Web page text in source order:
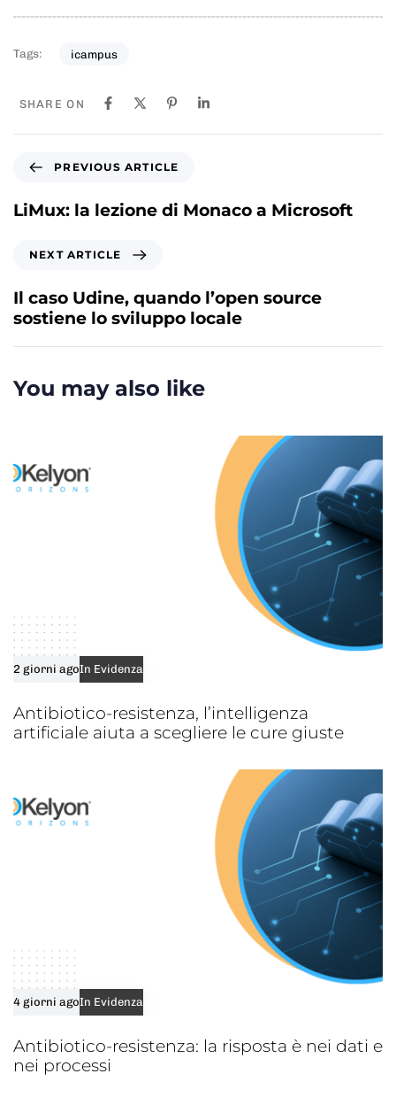
Tags: icampus
SHARE ON
e
v
s
A
r
i
PREVIOUS ARTICLE
LiMux: la lezione di Monaco a Microsoft
x
t
A
r
i
NEXT ARTICLE
Il caso Udine, quando l’open source
sostiene lo sviluppo locale
You may also like
2 giorni agoIn Evidenza
Antibiotico-resistenza, l’intelligenza
artificiale aiuta a scegliere le cure giuste
4 giorni agoIn Evidenza
Antibiotico-resistenza: la risposta è nei dati e
nei processi